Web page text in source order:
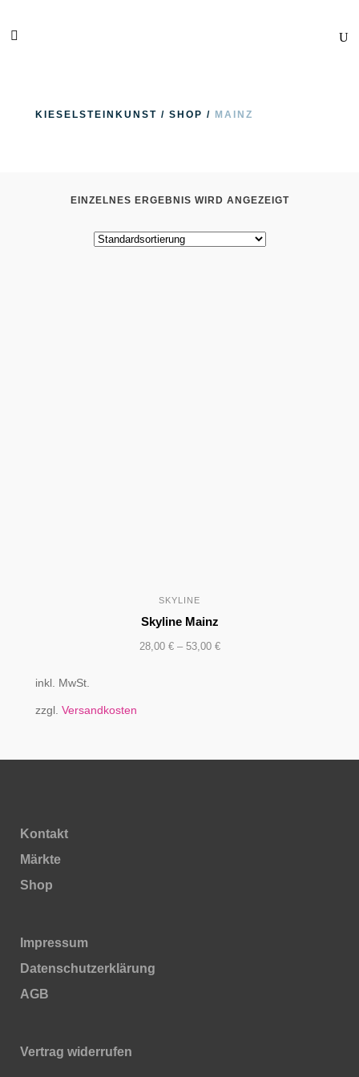
KIESELSTEINKUNST / SHOP / MAINZ
EINZELNES ERGEBNIS WIRD ANGEZEIGT
SKYLINE
Skyline Mainz
28,00 €– 53,00 €
inkl. MwSt.
zzgl. Versandkosten
Kontakt
Märkte
Shop
Impressum
Daten­schutz­erklärung
AGB
Vertrag widerrufen